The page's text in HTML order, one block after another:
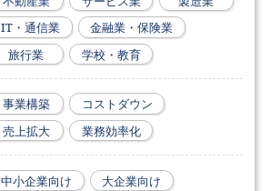
IT・通信業
金融業・保険業
旅行業
学校・教育
事業構築
コストダウン
売上拡大
業務効率化
中小企業向け 大企業向け